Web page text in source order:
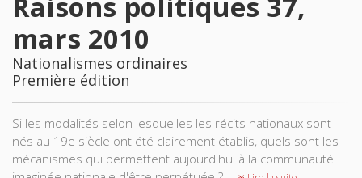
mars 2010
Nationalismes ordinaires
Première édition
Si les modalités selon lesquelles les récits nationaux sont
nés au 19e siècle ont été clairement établis, quels sont les
mécanismes qui permettent aujourd'hui à la communauté